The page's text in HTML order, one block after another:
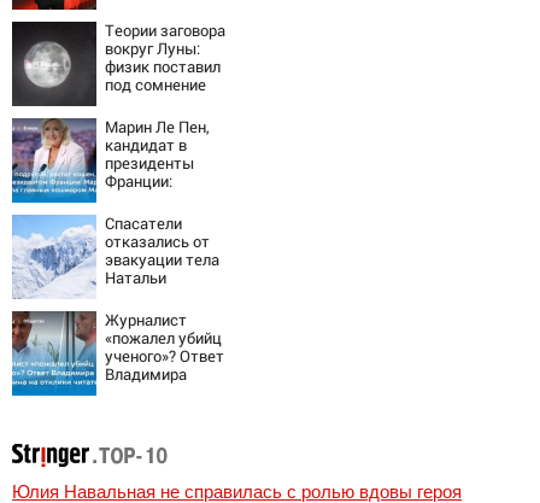
роман
Бондарчука и
Исаковой
Теории заговора
вокруг Луны:
физик поставил
под сомнение
Марин Ле Пен,
кандидат в
президенты
Франции:
личная жизнь, как
относится к
России и Украине,
прогноз на
выборы
Франции 2027,
последние
новости
Спасатели
отказались от
эвакуации тела
Натальи
семитысячника
Журналист
«пожалел убийц
ученого»? Ответ
Владимира
Юлия Навальная не справилась с ролью вдовы героя